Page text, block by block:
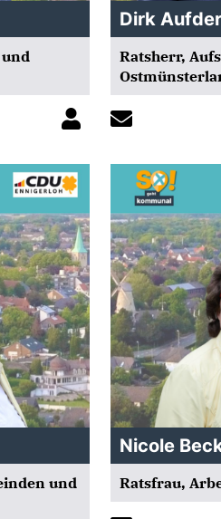
Dirk
Ratsherr,
und
Nicole
Ratsfrau,